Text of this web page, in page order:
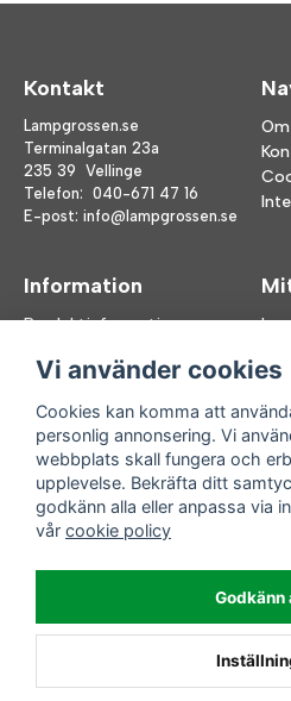
Kontakt
Lampgrossen.se
Terminalgatan 23a
235 39 Vellinge
Telefon: 040-671 47 16
E-post: info@lampgrossen.se
Information
Produktinformation
FAQ
Följ oss
Facebook
Instagram
Enkla leveranser
Vi använder cookies
Cookies kan komma att
personlig annonsering. Vi
webbplats skall fungera och
upplevelse. Bekräfta ditt
godkänn alla eller anpassa via
vår cookie policy
Godkänn